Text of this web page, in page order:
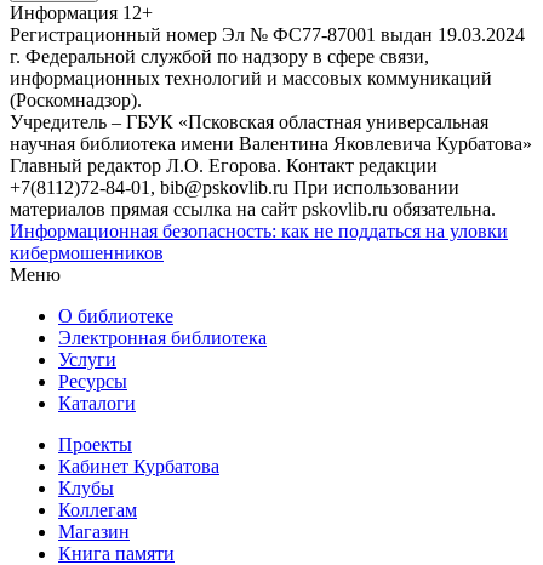
Информация 12+
Регистрационный номер Эл № ФС77-87001 выдан 19.03.2024
г. Федеральной службой по надзору в сфере связи,
информационных технологий и массовых коммуникаций
(Роскомнадзор).
Учредитель – ГБУК «Псковская областная универсальная
научная библиотека имени Валентина Яковлевича Курбатова»
Главный редактор Л.О. Егорова. Контакт редакции
+7(8112)72-84-01, bib@pskovlib.ru При использовании
материалов прямая ссылка на сайт pskovlib.ru обязательна.
Информационная безопасность: как не поддаться на уловки
кибермошенников
Меню
О библиотеке
Электронная библиотека
Услуги
Ресурсы
Каталоги
Проекты
Кабинет Курбатова
Клубы
Коллегам
Магазин
Книга памяти